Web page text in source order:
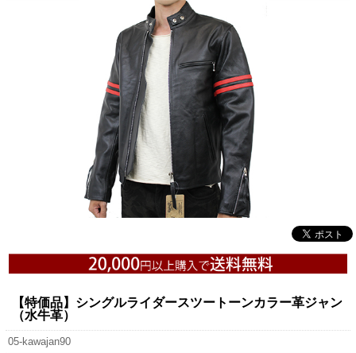
【特価品】シングルライダースツートーンカラー革ジャン
（水牛革）
05-kawajan90